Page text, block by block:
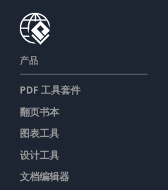
产品
PDF 工具套件
翻页书本
图表工具
设计工具
文档编辑器